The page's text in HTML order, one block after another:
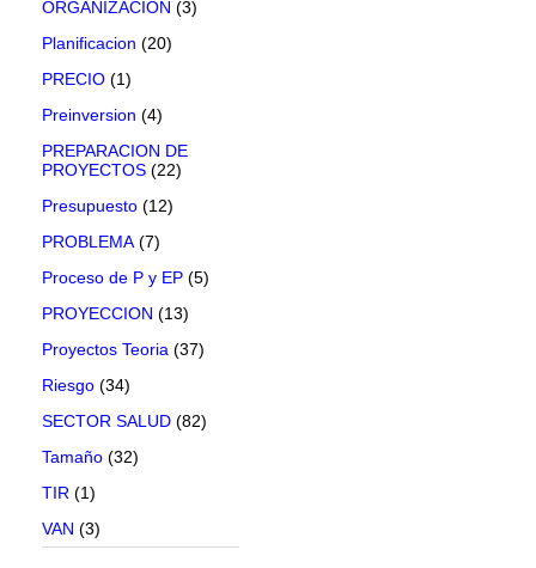
ORGANIZACION (3)
Planificacion (20)
PRECIO (1)
Preinversion (4)
PREPARACION DE
PROYECTOS (22)
Presupuesto (12)
PROBLEMA (7)
Proceso de P y EP (5)
PROYECCION (13)
Proyectos Teoria (37)
Riesgo (34)
SECTOR SALUD (82)
Tamaño (32)
TIR (1)
VAN (3)